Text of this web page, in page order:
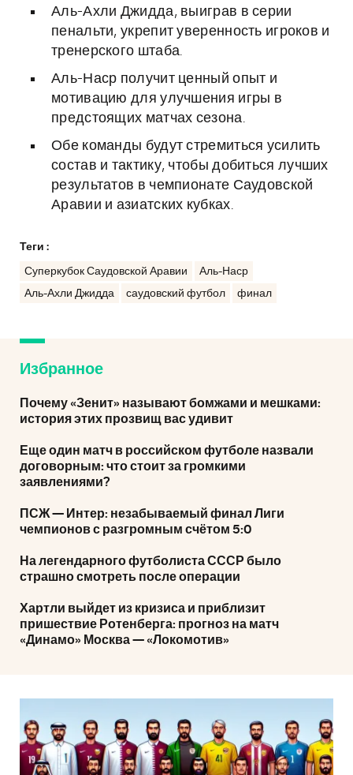
Аль-Ахли Джидда, выиграв в серии
пенальти, укрепит уверенность игроков и
тренерского штаба.
Аль-Наср получит ценный опыт и
мотивацию для улучшения игры в
предстоящих матчах сезона.
Обе команды будут стремиться усилить
состав и тактику, чтобы добиться лучших
результатов в чемпионате Саудовской
Аравии и азиатских кубках.
Теги :
Суперкубок Саудовской Аравии
Аль-Наср
Аль-Ахли Джидда
саудовский футбол финал
Избранное
Почему «Зенит» называют бомжами и мешками:
история этих прозвищ вас удивит
Еще один матч в российском футболе назвали
договорным: что стоит за громкими
заявлениями?
ПСЖ — Интер: незабываемый финал Лиги
чемпионов с разгромным счётом 5:0
На легендарного футболиста СССР было
страшно смотреть после операции
Хартли выйдет из кризиса и приблизит
пришествие Ротенберга: прогноз на матч
«Динамо» Москва — «Локомотив»